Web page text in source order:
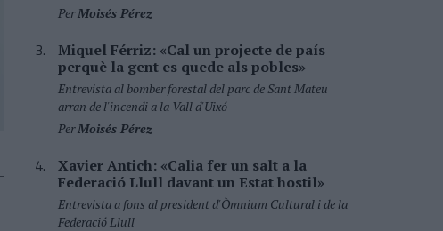
PerMoisés Pérez
Miquel Férriz: «Cal un projecte de país
perquè la gent es quede als pobles»
Entrevista al bomber forestal del parc de Sant Mateu
arran de l'incendi a la Vall d'Uixó
PerMoisés Pérez
Xavier Antich: «Calia fer un salt a la
Federació Llull davant un Estat hostil»
Entrevista a fons al president d'Òmnium Cultural i de la
Federació Llull